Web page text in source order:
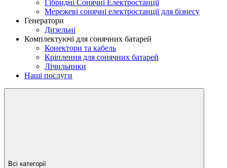
Гібридні Сонячні Електростанції
Мережеві сонячні електростанції для бізнесу
Генератори
Дизельні
Комплектуючі для сонячних батарей
Конектори та кабель
Кріплення для сонячних батарей
Лічильники
Наші послуги
Всі категорії